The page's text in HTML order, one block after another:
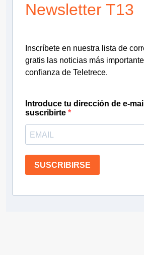
Newsletter T13
Inscríbete en nuestra lista de
gratis las noticias más
confianza de Teletrece.
Introduce tu dirección de e-
suscribirte
SUSCRIBIRSE